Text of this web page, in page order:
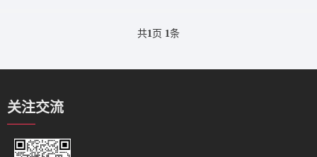
共1页 1条
关注交流